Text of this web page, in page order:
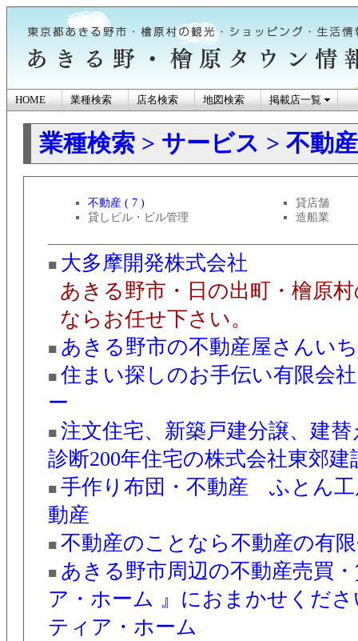
あきる野市・檜
ン情報
HOME 業種検索 店名検索 地図検索 掲載店一覧
業種検索 > サービス > 不動
不動産 ( 7 )
貸しビル・ビル管理
貸店舗
造船業
■ 大多摩開発株式会社
あきる野市・日の出町・檜原
ならお任せ下さい。
■ あきる野市の不動産屋さんい
■ 住まい探しのお手伝い有限会
ー
■ 注文住宅、新築戸建分譲、建
診断200年住宅の株式会社東郊建
■ 手作り布団・不動産 ふとん
動産
■ 不動産のことなら不動産の有
■ あきる野市周辺の不動産売買
ア・ホーム 』におまかせくださ
ティア・ホーム